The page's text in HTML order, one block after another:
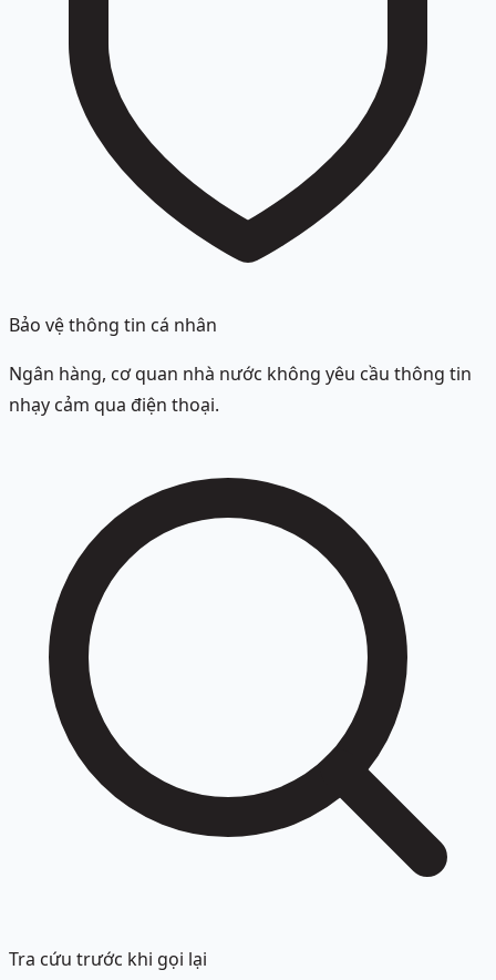
Bảo vệ thông tin cá nhân
Ngân hàng, cơ quan nhà nước không yêu cầu thông tin
nhạy cảm qua điện thoại.
Tra cứu trước khi gọi lại